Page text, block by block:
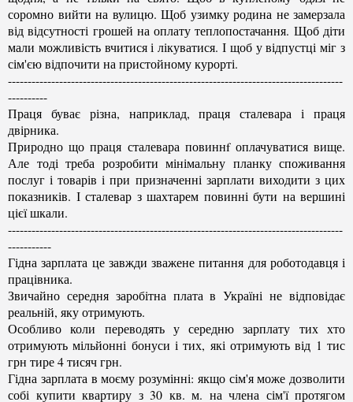
соромно вийти на вулицю. Щоб узимку родина не замерзала
від відсутності грошей на оплату теплопостачання. Щоб діти
мали можливість вчитися і лікуватися. І щоб у відпустці міг з
сім'єю відпочити на пристойному курорті.
-------------------------------------------------------------------------------------
----------
Праця буває різна, наприклад, праця сталевара і праця
двірника.
Природно що праця сталевара повиннf оплачуватися вище.
Але тоді треба розробити мінімальну планку споживання
послуг і товарів і при призначенні зарплати виходити з цих
показників. І сталевар з шахтарем повинні бути на вершині
цієї шкали.
-------------------------------------------------------------------------------------
-----------
Гідна зарплата це завжди зважене питання для роботодавця і
працівника.
Звичайно середня заробітна плата в Україні не відповідає
реальній, яку отримують.
Особливо коли переводять у середню зарплату тих хто
отримують мільйонні бонуси і тих, які отримують від 1 тис
грн тире 4 тисяч грн.
Гідна зарплата в моєму розумінні: якщо сім'я може дозволити
собі купити квартиру з 30 кв. м. на члена сім'ї протягом